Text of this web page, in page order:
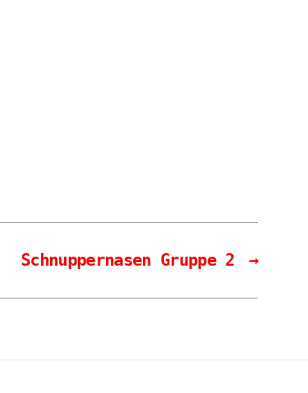
→
Schnuppernasen Gruppe 2